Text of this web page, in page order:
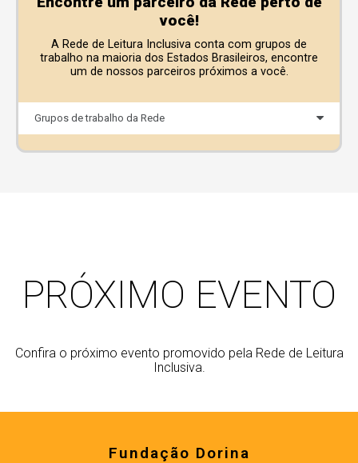
você!
A Rede de Leitura Inclusiva conta com grupos de
trabalho na maioria dos Estados Brasileiros, encontre
um de nossos parceiros próximos a você.
Grupos de trabalho da Rede
PRÓXIMO EVENTO
Confira o próximo evento promovido pela Rede de Leitura
Inclusiva.
Fundação Dorina